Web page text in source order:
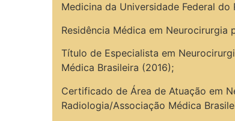
Medicina da Universidade Federal do
Residência Médica em
Título de Especialista em
Médica Brasileira (2016);
Certificado de Área de Atuação em
Radiologia/Associação Médica